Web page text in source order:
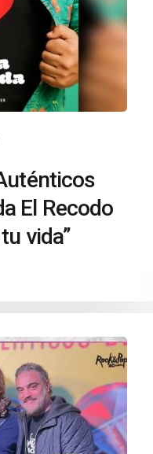
El Recodo
vida”